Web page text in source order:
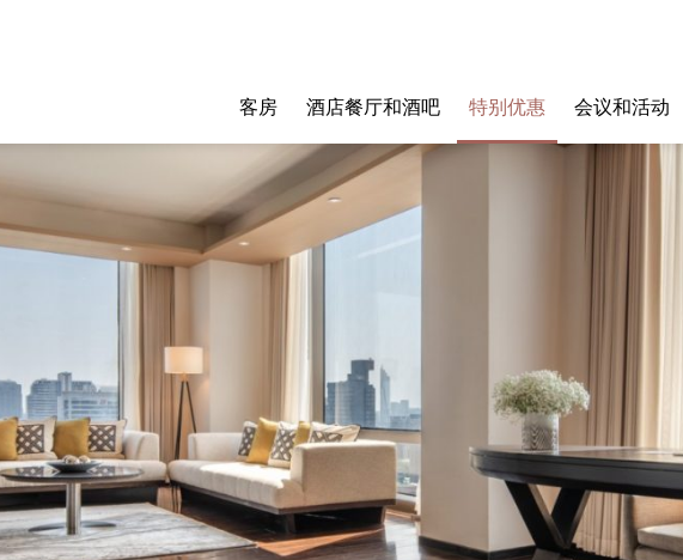
客房 酒店餐厅和酒吧 特别优惠 会议和活动